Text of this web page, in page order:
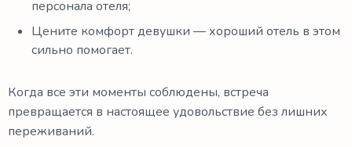
персонала отеля;
Цените комфорт девушки — хороший отель в этом
сильно помогает.
Когда все эти моменты соблюдены, встреча
превращается в настоящее удовольствие без лишних
переживаний.